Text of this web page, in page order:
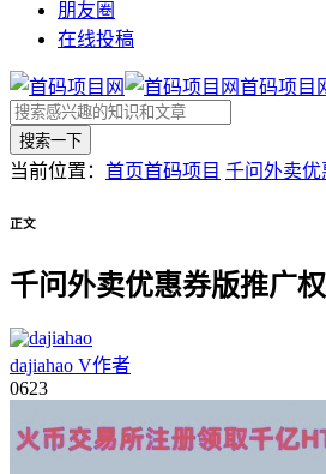
朋友圈
在线投稿
首码项目
搜索一下
当前位置： 首页首码项目 千问外卖优
正文
千问外卖优惠券版推广
dajiahao V作者
0623